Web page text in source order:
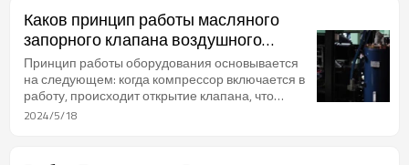
положительным давлением. Однако их
принципы работы, структуры и применения
значительно отличаются, делая их отдельными
инструментами для конкретных целей.
Каков принцип работы масляного
запорного клапана воздушного
компрессора?
Принцип работы оборудования основывается
на следующем: когда компрессор включается в
работу, происходит открытие клапана, что
позволяет охлаждающему маслу свободно
прекращает свою работу, клапан автоматически
2024/5/18